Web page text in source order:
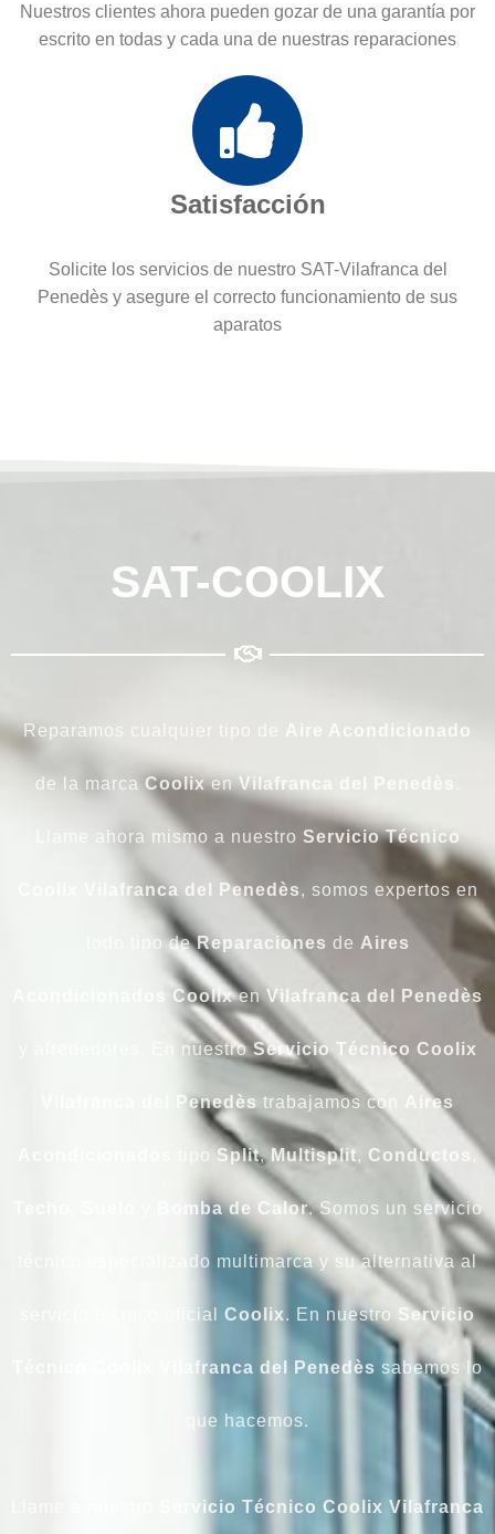
Nuestros clientes ahora pueden gozar de una garantía por
escrito en todas y cada una de nuestras reparaciones
Satisfacción
Solicite los servicios de nuestro SAT-Vilafranca del
Penedès y asegure el correcto funcionamiento de sus
aparatos
SAT-COOLIX
Reparamos cualquier tipo de Aire Acondicionado
de la marca CoolixenVilafranca del Penedès
Llame ahora mismo a nuestro Servicio Técnico
Coolix Vilafranca del Penedès, somos expertos en
todo tipo deReparaciones de Aires
CoolixenVilafranca del Penedès
y alrededores. En nuestroServicio Técnico Coolix
Vilafranca del Penedès trabajamos con Aires
tipo Split, Multisplit, Conductos ,
Bomba de Calor. Somos un servicio
técnico especializado multimarca y su alternativa al
servicio técnico oficial Coolix. En nuestro Servicio
Técnico Coolix Vilafranca del Penedès sabemos lo
que hacemos.
Servicio Técnico Coolix Vilafranca